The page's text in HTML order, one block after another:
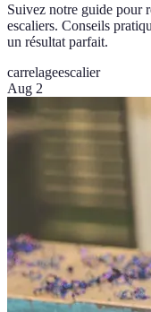
Suivez notre guide pour
escaliers. Conseils
un résultat parfait.
carrelageescalier
Aug 2